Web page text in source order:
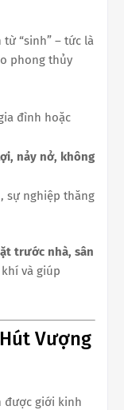
từ “sinh” – tức là
phong thủy
đình hoặc
nảy nở, không
sự nghiệp thăng
trước nhà, sân
và giúp
Vượng
được giới kinh